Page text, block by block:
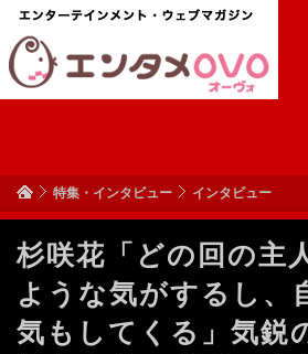
特集・インタビュー インタビュー
杉咲花「どの回の主
ような気がするし、
気もしてくる」気鋭